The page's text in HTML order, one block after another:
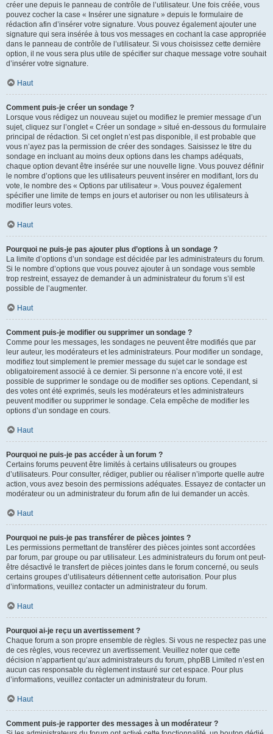
créer une depuis le panneau de contrôle de l’utilisateur. Une fois créée, vous
pouvez cocher la case « Insérer une signature » depuis le formulaire de
rédaction afin d’insérer votre signature. Vous pouvez également ajouter une
signature qui sera insérée à tous vos messages en cochant la case appropriée
dans le panneau de contrôle de l’utilisateur. Si vous choisissez cette dernière
option, il ne vous sera plus utile de spécifier sur chaque message votre souhait
d’insérer votre signature.
Haut
Comment puis-je créer un sondage ?
Lorsque vous rédigez un nouveau sujet ou modifiez le premier message d’un
sujet, cliquez sur l’onglet « Créer un sondage » situé en-dessous du formulaire
principal de rédaction. Si cet onglet n’est pas disponible, il est probable que
vous n’ayez pas la permission de créer des sondages. Saisissez le titre du
sondage en incluant au moins deux options dans les champs adéquats,
chaque option devant être insérée sur une nouvelle ligne. Vous pouvez définir
le nombre d’options que les utilisateurs peuvent insérer en modifiant, lors du
vote, le nombre des « Options par utilisateur ». Vous pouvez également
spécifier une limite de temps en jours et autoriser ou non les utilisateurs à
modifier leurs votes.
Haut
Pourquoi ne puis-je pas ajouter plus d’options à un sondage ?
La limite d’options d’un sondage est décidée par les administrateurs du forum.
Si le nombre d’options que vous pouvez ajouter à un sondage vous semble
trop restreint, essayez de demander à un administrateur du forum s’il est
possible de l’augmenter.
Haut
Comment puis-je modifier ou supprimer un sondage ?
Comme pour les messages, les sondages ne peuvent être modifiés que par
leur auteur, les modérateurs et les administrateurs. Pour modifier un sondage,
modifiez tout simplement le premier message du sujet car le sondage est
obligatoirement associé à ce dernier. Si personne n’a encore voté, il est
possible de supprimer le sondage ou de modifier ses options. Cependant, si
des votes ont été exprimés, seuls les modérateurs et les administrateurs
peuvent modifier ou supprimer le sondage. Cela empêche de modifier les
options d’un sondage en cours.
Haut
Pourquoi ne puis-je pas accéder à un forum ?
Certains forums peuvent être limités à certains utilisateurs ou groupes
d’utilisateurs. Pour consulter, rédiger, publier ou réaliser n’importe quelle autre
action, vous avez besoin des permissions adéquates. Essayez de contacter un
modérateur ou un administrateur du forum afin de lui demander un accès.
Haut
Pourquoi ne puis-je pas transférer de pièces jointes ?
Les permissions permettant de transférer des pièces jointes sont accordées
par forum, par groupe ou par utilisateur. Les administrateurs du forum ont peut-
être désactivé le transfert de pièces jointes dans le forum concerné, ou seuls
certains groupes d’utilisateurs détiennent cette autorisation. Pour plus
d’informations, veuillez contacter un administrateur du forum.
Haut
Pourquoi ai-je reçu un avertissement ?
Chaque forum a son propre ensemble de règles. Si vous ne respectez pas une
de ces règles, vous recevrez un avertissement. Veuillez noter que cette
décision n’appartient qu’aux administrateurs du forum, phpBB Limited n’est en
aucun cas responsable du règlement instauré sur cet espace. Pour plus
d’informations, veuillez contacter un administrateur du forum.
Haut
Comment puis-je rapporter des messages à un modérateur ?